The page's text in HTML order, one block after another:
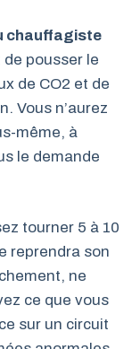
chauffagiste
de pousser le
de CO2 et de
Vous n’aurez
même, à
le demande
tourner 5 à 10
reprendra son
ne
ce que vous
sur un circuit